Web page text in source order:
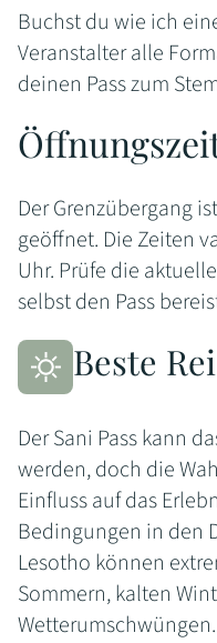
Buchst du wie ich
Veranstalter alle
deinen Pass zum
Der Grenzübergang
geöffnet. Die Zeiten
Uhr. Prüfe die
selbst den Pass
Beste
Der Sani Pass kann
werden, doch die
Einfluss auf das
Bedingungen in den
Lesotho können
Sommern, kalten
Wetterumschwüngen.